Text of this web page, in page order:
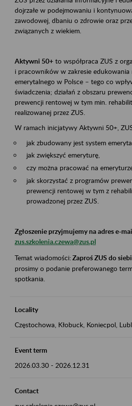
dojrzałe w podejmowaniu i
zawodowej, dbaniu o zdrowie oraz
związanych z wiekiem.
Aktywni 50+ to współpraca ZUS z
i pracowników w zakresie edukowania
emerytalnego w Polsce – tego co
świadczenia; działań z obszaru
prewencji rentowej w tym min.
realizowanej przez ZUS.
W ramach inicjatywy Aktywni 50+,
jak zbudowany jest system
jak zwiększyć emeryturę,
czy można pracować na
jak skorzystać z programów
prewencji rentowej w tym z
prowadzonej przez ZUS.
Zgłoszenie przyjmujemy na adres e-
zus.szkolenia.czewa@zus.pl
Temat wiadomości:Zaproś ZUS do
prosimy o podanie preferowanego
spotkania.
Locality
Częstochowa, Kłobuck, Koniecpol,
Event term
2026.03.30 - 2026.12.31
Contact